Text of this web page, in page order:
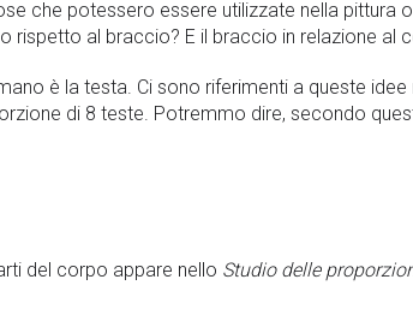
che potessero essere utilizzate nella pittura
rispetto al braccio? E il braccio in relazione al
è la testa. Ci sono riferimenti a queste
di 8 teste. Potremmo dire, secondo
del corpo appare nello Studio delle